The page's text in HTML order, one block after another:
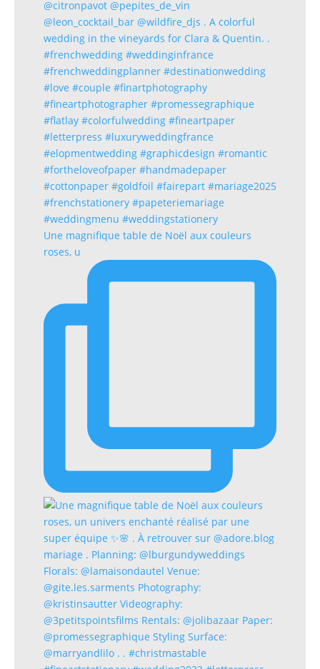
Une magnifique table de Noël aux couleurs
roses, u